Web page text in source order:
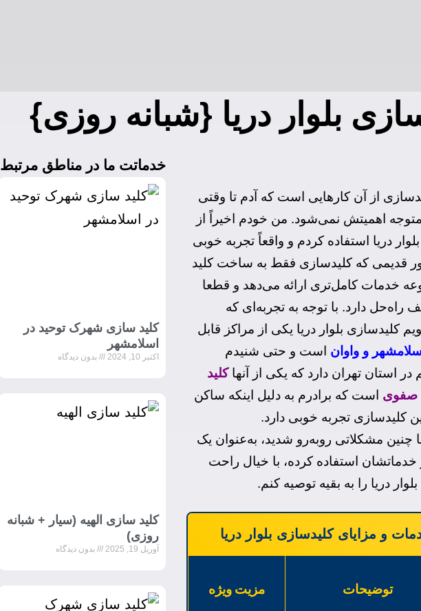
بلوار دریا {شبانه روزی}
از آن کارهایی است که آدم تا وقتی
اهمیتش نمی‌شود. من خودم اخیراً از
دریا استفاده کردم و واقعاً تجربه خوبی
قدیمی که کلیدسازی فقط به ساخت کلید
خدمات کامل‌تری ارائه می‌دهد و قطعا
راه‌حل دارد. با توجه به تجربه‌ای که
کلیدسازی بلوار دریا یکی از مراکز قابل
و واوان است و حتی شنیدم
استان تهران دارد که یکی از آنها کلید
صفوی است که برادرم به دلیل اینکه ساکن
کلیدسازی تجربه خوبی دارد.
چنین مشکلاتی روبه‌رو شدید، به‌عنوان یک
استفاده کرده، با خیال راحت
دریا را به بقیه توصیه کنم.
و مزایای کلیدسازی بلوار دریا
توضیحات مزیت ویژه
خدماتت ما در مناطق مرتبط
کلید سازی شهرک توحید در
اسلامشهر
اکتبر 10, 2024 بدون دیدگاه
کلید سازی الهیه (سیار + شبانه
روزی)
آوریل 19, 2025 بدون دیدگاه